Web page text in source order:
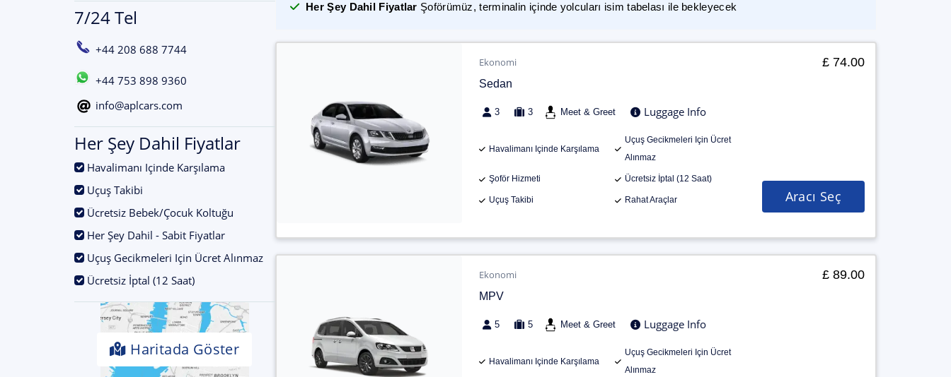
7/24 Tel
+44 208 688 7744
+44 753 898 9360
info@aplcars.com
Her Şey Dahil Fiyatlar
Havalimanı Içinde Karşılama
Uçuş Takibi
Ücretsiz Bebek/Çocuk Koltuğu
Her Şey Dahil - Sabit Fiyatlar
Uçuş Gecikmeleri Için Ücret Alınmaz
Ücretsiz İptal (12 Saat)
Haritada Göster
Her Şey Dahil Fiyatlar Şoförümüz, terminalin içinde yolcuları isim tabelası ile bekleyecek
Ekonomi
Sedan
3 3 Meet & Greet Luggage Info
Havalimanı Içinde Karşılama
Uçuş Gecikmeleri Için Ücret
Alınmaz
Şoför Hizmeti Ücretsiz İptal (12 Saat)
Uçuş Takibi Rahat Araçlar
£ 74.00
Aracı Seç
Ekonomi
MPV
5 5 Meet & Greet Luggage Info
Havalimanı Içinde Karşılama
Uçuş Gecikmeleri Için Ücret
Alınmaz
£ 89.00